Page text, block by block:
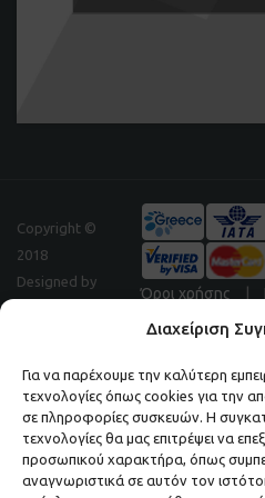
Διαχείριση
Για να παρέχουμε την καλύτερη
τεχνολογίες όπως cookies για την
σε πληροφορίες συσκευών. Η
τεχνολογίες θα μας επιτρέψει να
προσωπικού χαρακτήρα, όπως
αναγνωριστικά σε αυτόν τον
Copyright ©
2018
Designed by
Όροι χρήσης
Μάθετε πρώτοι τα νέα
ΕΓΓΡΑΦΕΙΤΕ ΣΤΟ